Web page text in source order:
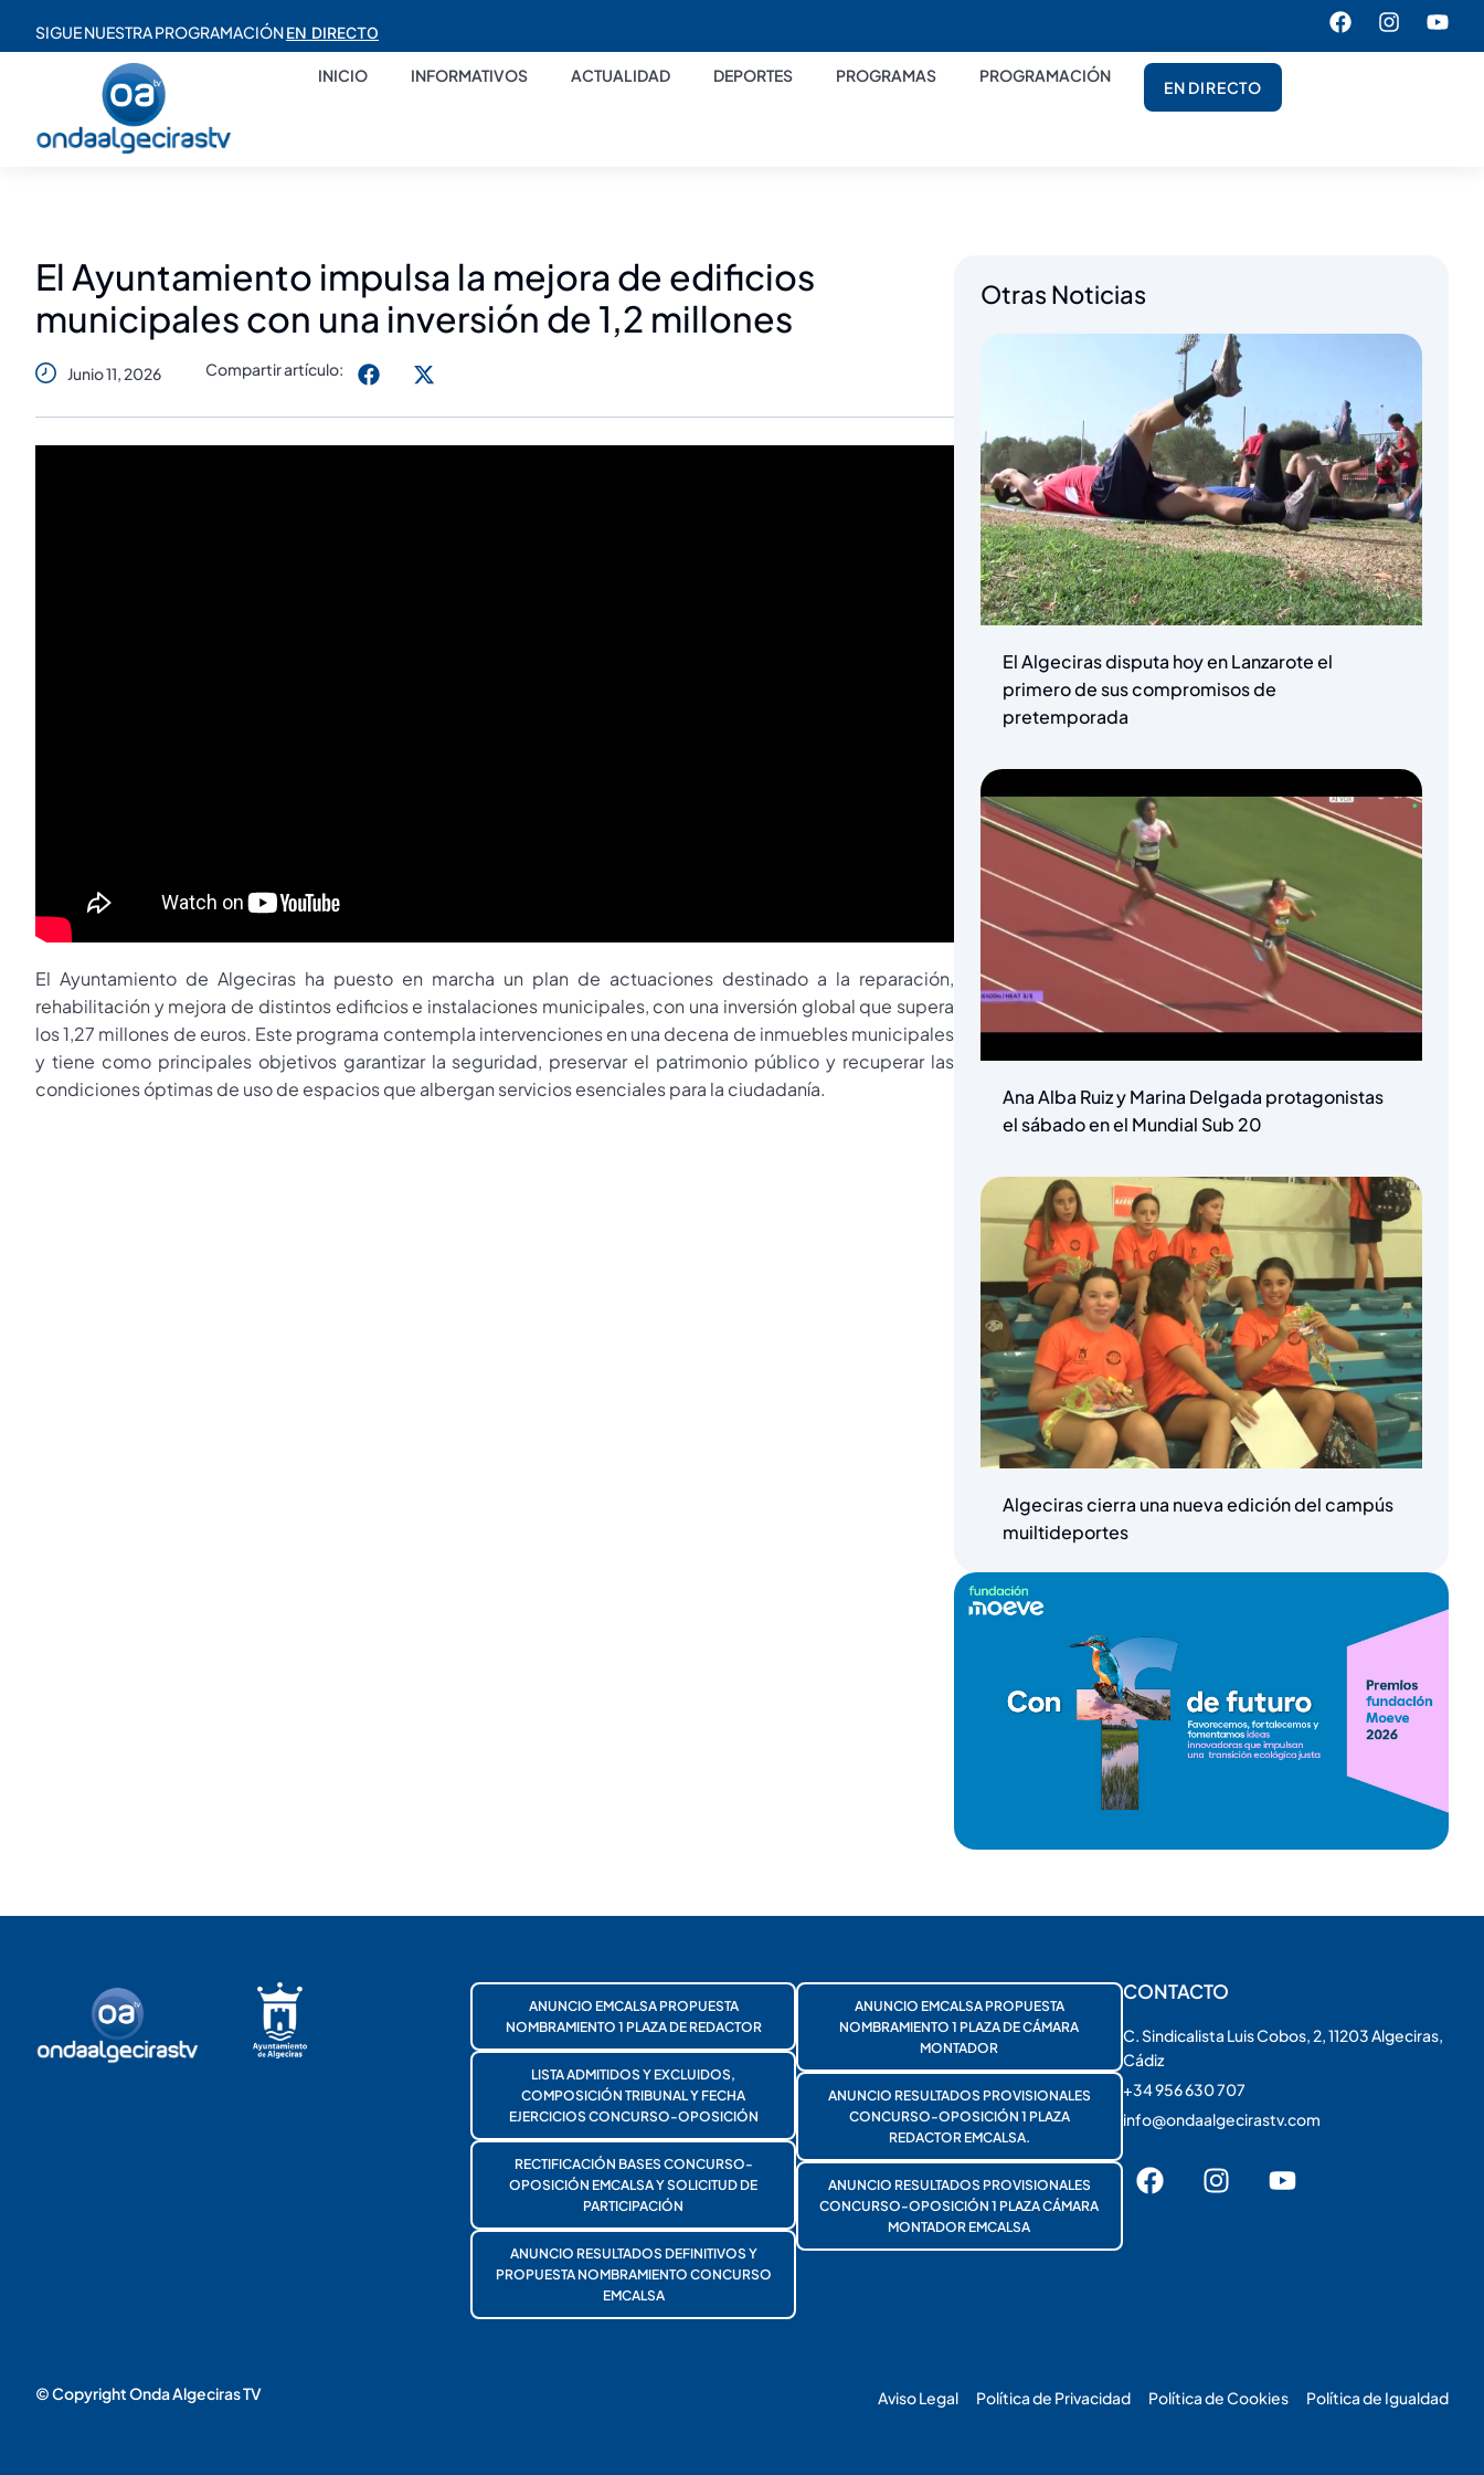
SIGUE NUESTRA PROGRAMACIÓNEN DIRECTO
INICIO INFORMATIVOS ACTUALIDAD DEPORTES PROGRAMAS PROGRAMACIÓN
EN DIRECTO
El Ayuntamiento impulsa la mejora de edificios
municipales con una inversión de 1,2 millones
Junio 11, 2026 Compartir artículo:
El Ayuntamiento de Algeciras ha puesto en marcha un plan de actuaciones destinado a la reparación,
rehabilitación y mejora de distintos edificios e instalaciones municipales, con una inversión global que supera
los 1,27 millones de euros. Este programa contempla intervenciones en una decena de inmuebles municipales
y tiene como principales objetivos garantizar la seguridad, preservar el patrimonio público y recuperar las
condiciones óptimas de uso de espacios que albergan servicios esenciales para la ciudadanía.
Otras Noticias
El Algeciras disputa hoy en Lanzarote el
primero de sus compromisos de
pretemporada
Ana Alba Ruiz y Marina Delgada protagonistas
el sábado en el Mundial Sub 20
Algeciras cierra una nueva edición del campús
muiltideportes
ANUNCIO EMCALSA PROPUESTA
NOMBRAMIENTO 1 PLAZA DE REDACTOR
LISTA ADMITIDOS Y EXCLUIDOS,
COMPOSICIÓN TRIBUNAL Y FECHA
EJERCICIOS CONCURSO-OPOSICIÓN
RECTIFICACIÓN BASES CONCURSO-
OPOSICIÓN EMCALSA Y SOLICITUD DE
PARTICIPACIÓN
ANUNCIO RESULTADOS DEFINITIVOS Y
PROPUESTA NOMBRAMIENTO CONCURSO
EMCALSA
ANUNCIO EMCALSA PROPUESTA
NOMBRAMIENTO 1 PLAZA DE CÁMARA
MONTADOR
ANUNCIO RESULTADOS PROVISIONALES
CONCURSO-OPOSICIÓN 1 PLAZA
REDACTOR EMCALSA.
ANUNCIO RESULTADOS PROVISIONALES
CONCURSO-OPOSICIÓN 1 PLAZA CÁMARA
MONTADOR EMCALSA
CONTACTO
C. Sindicalista Luis Cobos, 2, 11203 Algeciras,
Cádiz
+34 956 630 707
info@ondaalgecirastv.com
© Copyright Onda Algeciras TV Aviso Legal Política de Privacidad Política de Cookies Política de Igualdad